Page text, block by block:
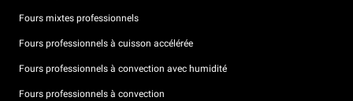
Fours mixtes professionnels
Fours professionnels à cuisson accélérée
Fours professionnels à convection avec humidité
Fours professionnels à convection